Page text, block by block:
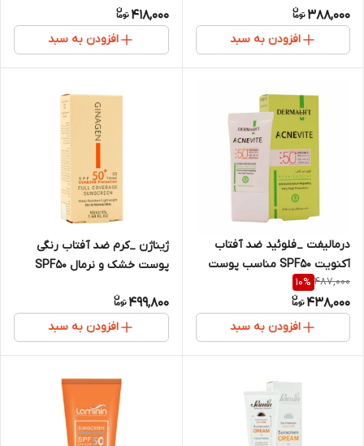
388,000
افزودن به سبد
418,000
افزودن به سبد
درمالیفت _فلوئید ضد آفتاب
آکنویت SPF50 مناسب پوست
های چرب و جوشدار
487,000
10%
438,000
افزودن به سبد
ژیناژن _کرم ضد آفتاب رنگی
پوست خشک و نرمال SPF50
499,800
افزودن به سبد